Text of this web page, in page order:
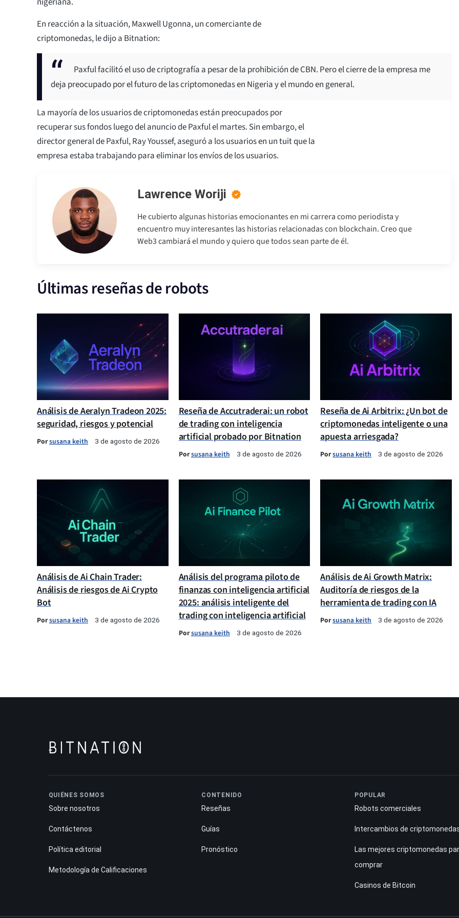
En reacción a la situación, Maxwell Ugonna, un comerciante de
criptomonedas, le dijo a Bitnation:
Paxful facilitó el uso de criptografía a pesar de la prohibición de CBN. Pero el cierre de la empresa me
deja preocupado por el futuro de las criptomonedas en Nigeria y el mundo en general.
La mayoría de los usuarios de criptomonedas están preocupados por
recuperar sus fondos luego del anuncio de Paxful el martes. Sin embargo, el
director general de Paxful, Ray Youssef, aseguró a los usuarios en un tuit que la
empresa estaba trabajando para eliminar los envíos de los usuarios.
Lawrence Woriji
He cubierto algunas historias emocionantes en mi carrera como periodista y
encuentro muy interesantes las historias relacionadas con blockchain. Creo que
Web3 cambiará el mundo y quiero que todos sean parte de él.
Últimas reseñas de robots
Análisis de Aeralyn Tradeon 2025:
seguridad, riesgos y potencial
Porsusana keith 3 de agosto de 2026
Reseña de Accutraderai: un robot
de trading con inteligencia
artificial probado por Bitnation
Porsusana keith 3 de agosto de 2026
Reseña de Ai Arbitrix: ¿Un bot de
criptomonedas inteligente o una
apuesta arriesgada?
Porsusana keith 3 de agosto de 2026
Análisis de Ai Chain Trader:
Análisis de riesgos de Ai Crypto
Bot
Porsusana keith 3 de agosto de 2026
Análisis del programa piloto de
finanzas con inteligencia artificial
2025: análisis inteligente del
trading con inteligencia artificial
Porsusana keith 3 de agosto de 2026
Análisis de Ai Growth Matrix:
Auditoría de riesgos de la
herramienta de trading con IA
Porsusana keith 3 de agosto de 2026
QUIÉNES SOMOS
Sobre nosotros
Contáctenos
Política editorial
Metodología de Calificaciones
CONTENIDO
Reseñas
Guías
Pronóstico
POPULAR
Robots comerciales
Intercambios de
Las mejores criptomonedas
comprar
Casinos de Bitcoin